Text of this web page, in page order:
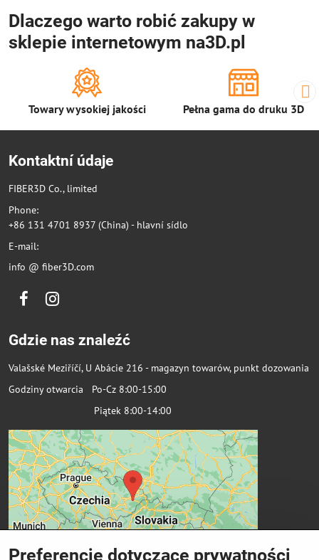
Dlaczego warto robić zakupy w
sklepie internetowym na3D.pl
Towary wysokiej jakości Pełna gama do druku 3D
Kontaktní údaje
FIBER3D Co., limited
Phone:
+86 131 4701 8937 (China) - hlavní sídlo
E-mail:
info @ fiber3D.com
FacebookInstagram
Gdzie nas znaleźć
Valašské Meziříčí, U Abácie 216 - magazyn towarów, punkt dozowania
Godziny otwarcia Po-Cz 8:00-15:00
Piątek 8:00-14:00
Preferencje dotyczące prywatności